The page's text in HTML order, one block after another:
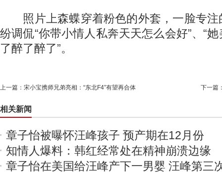
照片上森蝶穿着粉色的外套，一脸专注
纷调侃“你带小情人私奔天天怎么会好”、“
了醉了醉了”。
上一篇： 宋小宝携师兄弟亮相：“东北F4”有望再合体 下一篇
相关新闻
章子怡被曝怀汪峰孩子 预产期在12月份
知情人爆料：韩红经常处在精神崩溃边缘
章子怡在美国给汪峰产下一男婴 汪峰第三